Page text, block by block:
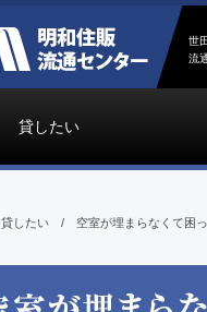
世
流
貸したい
貸したい / 空室が埋まらなくて困